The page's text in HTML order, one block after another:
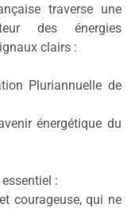
traverse une
des énergies
clairs :
Pluriannuelle de
énergétique du
:
courageuse, qui ne